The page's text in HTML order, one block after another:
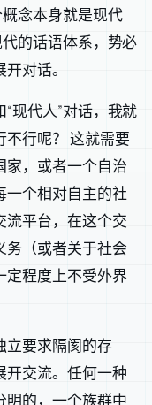
念本身就是现代
的话语体系，势必
对话。
现代人”对话，我就
行呢？ 这就需要
家，或者一个自治
一个相对自主的社
流平台，在这个交
务（或者关于社会
定程度上不受外界
立要求隔阂的存
开交流。任何一种
明的，一个族群中